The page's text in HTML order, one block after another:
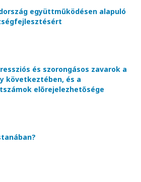
együttműködésen alapuló
és szorongásos zavarok a
következtében, és a
előrejelezhetősége